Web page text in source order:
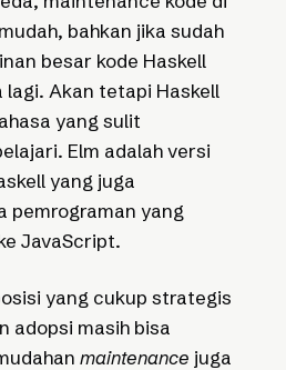
bahkan jika sudah
besar kode Haskell
lagi. Akan tetapi Haskell
yang sulit
Elm adalah versi
yang juga
pemrograman yang
JavaScript.
yang cukup strategis
adopsi masih bisa
maintenance juga